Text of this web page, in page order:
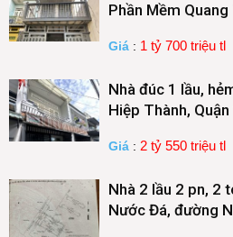
Phần Mềm
Giá : 1 tỷ 700 triệu tl
Nhà đúc 1 lầu,
Hiệp Thành,
Giá : 2 tỷ 550 triệu tl
Nhà 2 lầu 2 pn, 2
Nước Đá, đường